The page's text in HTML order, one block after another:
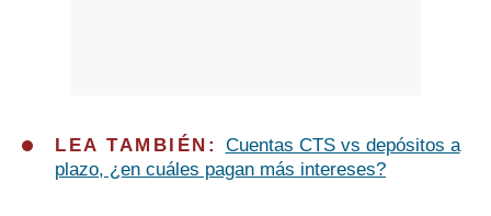
LEA TAMBIÉN: Cuentas CTS vs depósitos a
plazo, ¿en cuáles pagan más intereses?